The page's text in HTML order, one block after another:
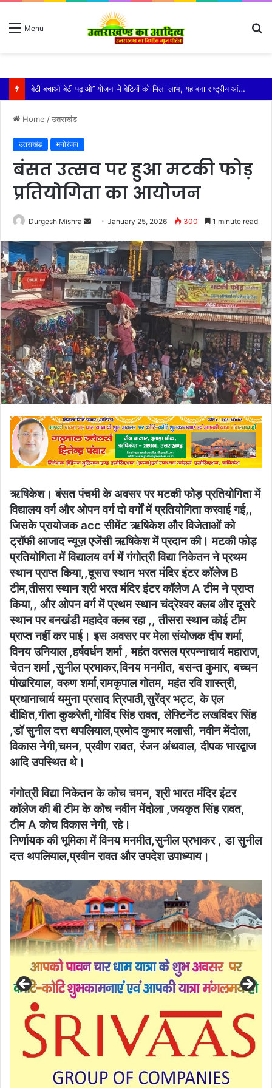
Menu
विशिष्ट पहचान बना रही है आदि कैलाश परिक्रमा: महाराज
Home /उतराखंड
उतराखंड मनोरंजन
बंसत उत्सव पर हुआ मटकी फोड़
प्रतियोगिता का आयोजन
Durgesh Mishra
Send
email
January 25, 2026 300 1 minute read
ऋषिकेश। बंसत पंचमी के अवसर पर मटकी फोड़ प्रतियोगिता में
विद्यालय वर्ग और ओपन वर्ग दो वर्गों में प्रतियोगिता करवाई गई,,
जिसके प्रायोजक acc सीमेंट ऋषिकेश और विजेताओं को
ट्रॉफी आजाद न्यूज़ एजेंसी ऋषिकेश में प्रदान की। मटकी फोड़
प्रतियोगिता में विद्यालय वर्ग में गंगोत्री विद्या निकेतन ने प्रथम
स्थान प्राप्त किया,,दूसरा स्थान भरत मंदिर इंटर कॉलेज B
टीम,तीसरा स्थान श्री भरत मंदिर इंटर कॉलेज A टीम ने प्राप्त
किया,, और ओपन वर्ग में प्रथम स्थान चंद्रेश्वर क्लब और दूसरे
स्थान पर बनखंडी महादेव क्लब रहा ,, तीसरा स्थान कोई टीम
प्राप्त नहीं कर पाई। इस अवसर पर मेला संयोजक दीप शर्मा,
विनय उनियाल ,हर्षवर्धन शर्मा , महंत वत्सल प्रपन्नाचार्य महाराज,
चेतन शर्मा ,सुनील प्रभाकर,विनय मनमीत, बसन्त कुमार, बच्चन
पोखरियाल, वरुण शर्मा,रामकृपाल गोतम, महंत रवि शास्त्री,
प्रधानाचार्य यमुना प्रसाद त्रिपाठी,सुरेंद्र भट्ट, के एल
दीक्षित,गीता कुकरेती,गोविंद सिंह रावत, लेफ्टिनेंट लखविंदर सिंह
,डॉ सुनील दत्त थपलियाल,प्रमोद कुमार मलासी, नवीन मेंदोला,
विकास नेगी,चमन, प्रवीण रावत, रंजन अंथवाल, दीपक भारद्वाज
आदि उपस्थित थे।
गंगोत्री विद्या निकेतन के कोच चमन, श्री भारत मंदिर इंटर
कॉलेज की बी टीम के कोच नवीन मेंदोला ,जयकृत सिंह रावत,
टीम A कोच विकास नेगी, रहे।
निर्णायक की भूमिका में विनय मनमीत,सुनील प्रभाकर , डा सुनील
दत्त थपलियाल,प्रवीन रावत और उपदेश उपाध्याय।